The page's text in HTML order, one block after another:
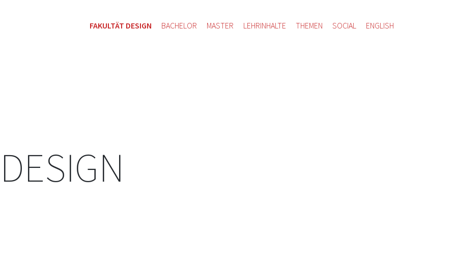
FAKULTÄT DESIGN BACHELOR MASTER LEHRINHALTE THEMEN SOCIAL ENGLISH